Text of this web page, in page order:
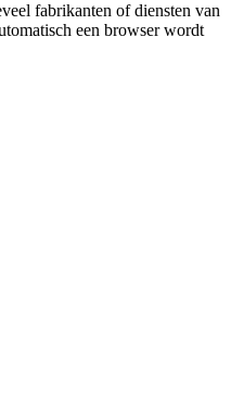
fabrikanten of diensten van
een browser wordt